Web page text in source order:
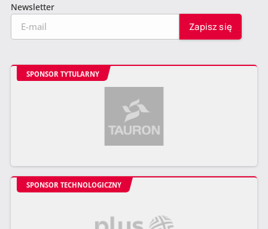
Newsletter
SPONSOR TYTULARNY
SPONSOR TECHNOLOGICZNY